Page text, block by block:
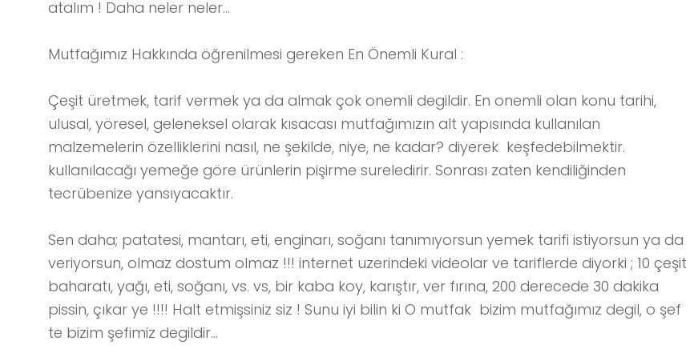
atalım ! Daha neler neler…
Mutfağımız Hakkında öğrenilmesi gereken En Önemli Kural :
Çeşit üretmek, tarif vermek ya da almak çok onemli degildir. En onemli olan konu tarihi,
ulusal, yöresel, geleneksel olarak kısacası mutfağımızın alt yapısında kullanılan
malzemelerin özelliklerini nasıl, ne şekilde, niye, ne kadar? diyerek keşfedebilmektir.
kullanılacağı yemeğe göre ürünlerin pişirme sureledirir. Sonrası zaten kendiliğinden
tecrübenize yansıyacaktır.
Sen daha; patatesi, mantarı, eti, enginarı, soğanı tanımıyorsun yemek tarifi istiyorsun ya da
veriyorsun, olmaz dostum olmaz !!! internet uzerindeki videolar ve tariflerde diyorki ; 10 çeşit
baharatı, yağı, eti, soğanı, vs. vs, bir kaba koy, karıştır, ver fırına, 200 derecede 30 dakika
pissin, çıkar ye !!!! Halt etmişsiniz siz ! Sunu iyi bilin ki O mutfak bizim mutfağımız degil, o şef
te bizim şefimiz degildir…